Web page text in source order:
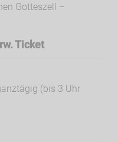
Gotteszell –
Ticket
(bis 3 Uhr